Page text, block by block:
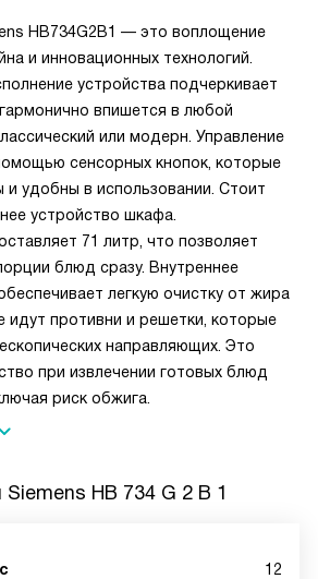
HB734G2B1 — это воплощение
и инновационных технологий.
устройства подчеркивает
впишется в любой
или модерн. Управление
сенсорных кнопок, которые
и удобны в использовании. Стоит
устройство шкафа.
71 литр, что позволяет
блюд сразу. Внутреннее
легкую очистку от жира
идут противни и решетки, которые
направляющих. Это
при извлечении готовых блюд
риск обжига.
Siemens HB 734 G 2 B 1
12